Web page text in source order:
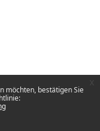
möchten, bestätigen Sie